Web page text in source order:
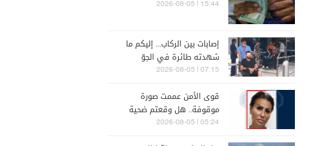
15:44 | 2026-08-05
إصابات بين الركاب... إليكم ما
شهدته طائرة في الجوّ
07:15 | 2026-08-05
قوى الأمن عممت صورة
موقوفة.. هل وقعتم ضحية
أعمالها؟
05:24 | 2026-08-05